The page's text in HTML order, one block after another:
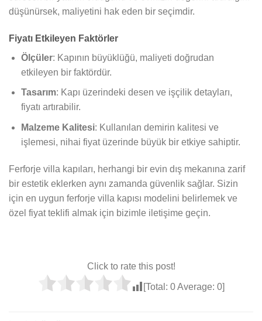
düşünürsek, maliyetini hak eden bir seçimdir.
Fiyatı Etkileyen Faktörler
Ölçüler: Kapının büyüklüğü, maliyeti doğrudan
etkileyen bir faktördür.
Tasarım: Kapı üzerindeki desen ve işçilik detayları,
fiyatı artırabilir.
Malzeme Kalitesi: Kullanılan demirin kalitesi ve
işlemesi, nihai fiyat üzerinde büyük bir etkiye sahiptir.
Ferforje villa kapıları, herhangi bir evin dış mekanına zarif
bir estetik eklerken aynı zamanda güvenlik sağlar. Sizin
için en uygun ferforje villa kapısı modelini belirlemek ve
özel fiyat teklifi almak için bizimle iletişime geçin.
Click to rate this post!
[Total: 0Average: 0]